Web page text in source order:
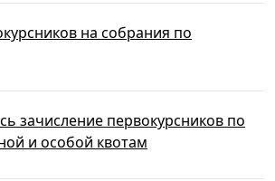
на собрания по
зачисление первокурсников по
и особой квотам